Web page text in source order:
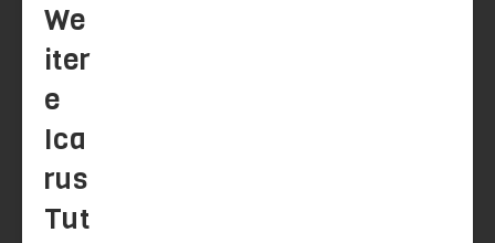
We
iter
e
Ica
rus
Tut